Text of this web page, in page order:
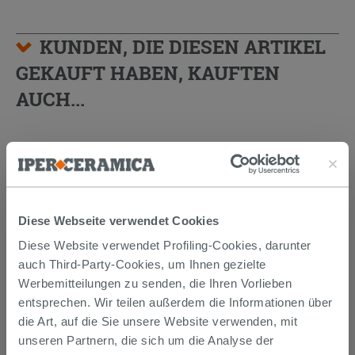
Diese Webseite verwendet Cookies
Diese Website verwendet Profiling-Cookies, darunter
auch Third-Party-Cookies, um Ihnen gezielte
Werbemitteilungen zu senden, die Ihren Vorlieben
entsprechen. Wir teilen außerdem die Informationen über
die Art, auf die Sie unsere Website verwenden, mit
unseren Partnern, die sich um die Analyse der
KUNDEN, DIE DIESEN ARTIKEL
GEKAUFT HABEN, KAUFTEN
AUCH...
KURVENPAAR ZUR MONTAGE UNTER
DEM WASCHBECKEN 45° MESSING
CHROM